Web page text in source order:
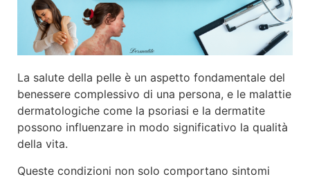
La salute della pelle è un aspetto fondamentale del
benessere complessivo di una persona, e le malattie
dermatologiche come la psoriasi e la dermatite
possono influenzare in modo significativo la qualità
della vita.
Queste condizioni non solo comportano sintomi